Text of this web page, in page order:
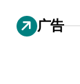
广告